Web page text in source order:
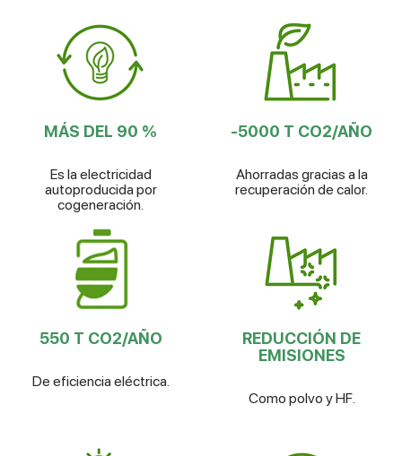
MÁS DEL 90 %
Es la electricidad
autoproducida por
cogeneración.
-5000 T CO2/AÑO
Ahorradas gracias a la
recuperación de calor.
550 T CO2/AÑO
De eficiencia eléctrica.
REDUCCIÓN DE
EMISIONES
Como polvo y HF.